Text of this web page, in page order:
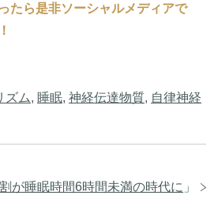
たら是非ソーシャルメディアで
ズム, 睡眠, 神経伝達物質, 自律神経
が睡眠時間6時間未満の時代に 」